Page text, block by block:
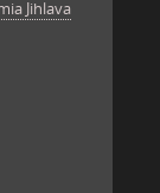
Jihlava